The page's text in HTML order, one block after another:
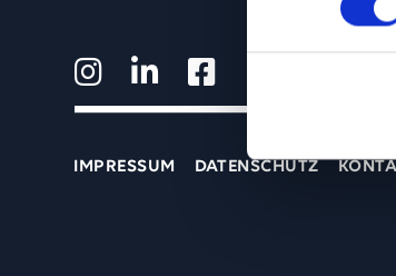
IMPRESSUM DATENSCHUTZ